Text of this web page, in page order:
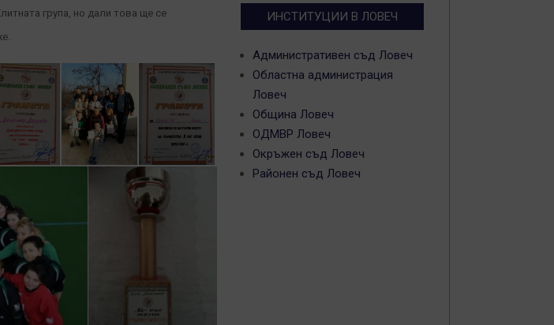
група, но дали това ще се
ИНСТИТУЦИИ В ЛОВЕЧ
Административен съд Ловеч
Областна администрация
Ловеч
Община Ловеч
ОДМВР Ловеч
Окръжен съд Ловеч
Районен съд Ловеч